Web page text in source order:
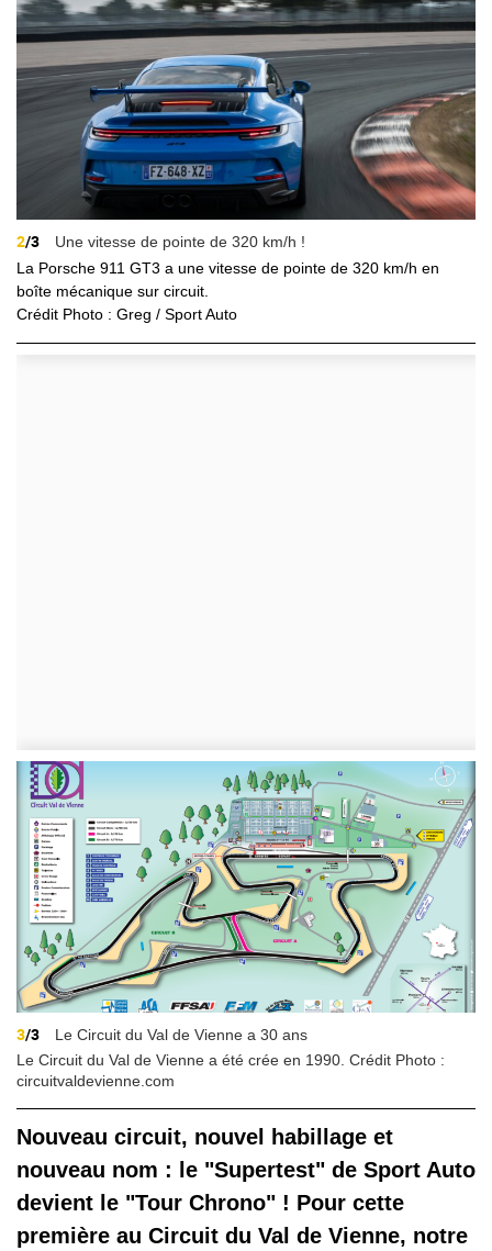
2/3
Une vitesse de pointe de 320 km/h !
La Porsche 911 GT3 a une vitesse de pointe de 320 km/h en
boîte mécanique sur circuit.
Crédit Photo : Greg / Sport Auto
3/3
Le Circuit du Val de Vienne a 30 ans
Le Circuit du Val de Vienne a été crée en 1990. Crédit Photo :
circuitvaldevienne.com
Nouveau circuit, nouvel habillage et
nouveau nom : le "Supertest" de Sport Auto
devient le "Tour Chrono" ! Pour cette
première au Circuit du Val de Vienne, notre